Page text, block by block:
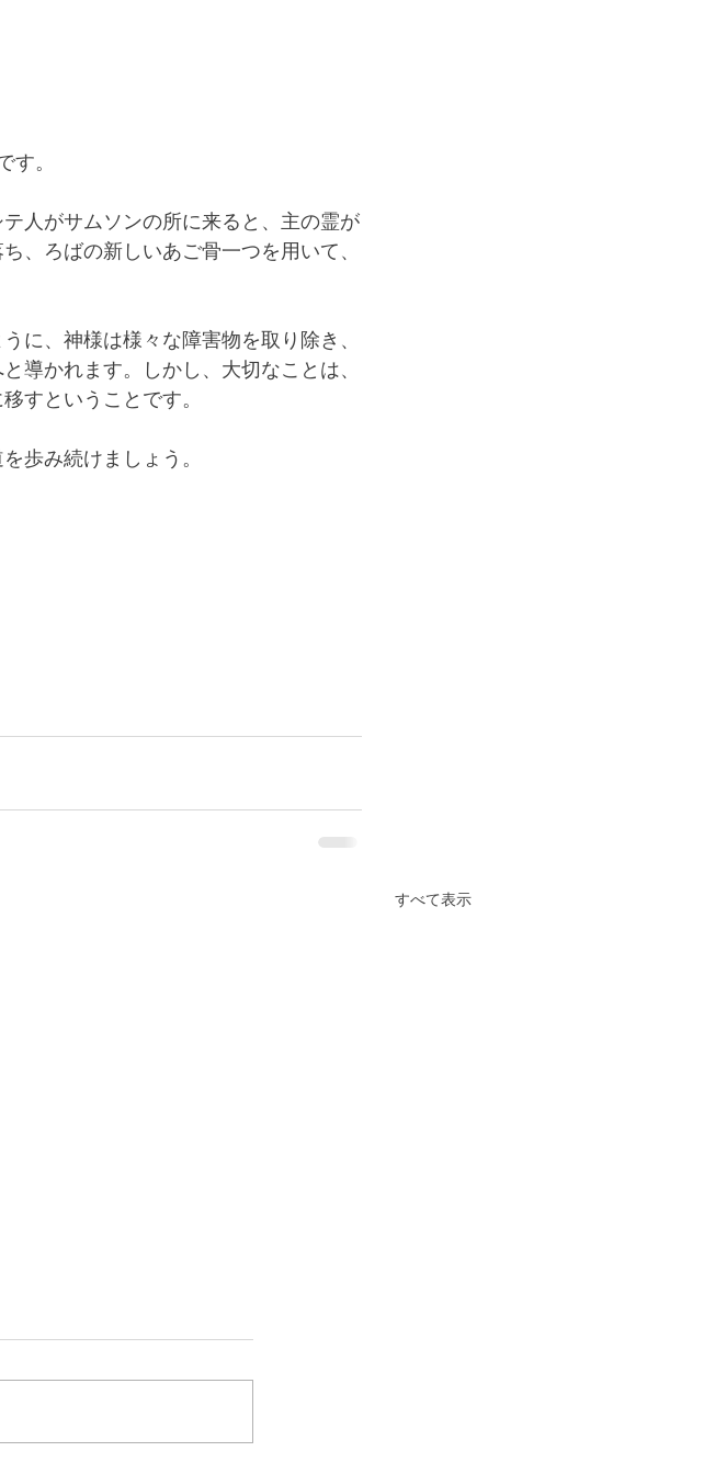
。
人がサムソンの所に来ると、主の霊が
、ろばの新しいあご骨一つを用いて、
に、神様は様々な障害物を取り除き、
導かれます。しかし、大切なことは、
すということです。
歩み続けましょう。
すべて表示